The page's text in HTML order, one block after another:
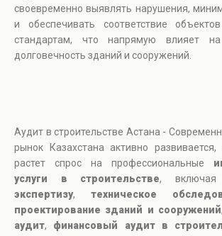
своевременно выявлять нарушения,
и обеспечивать соответствие
стандартам, что напрямую влияет
долговечность зданий и сооружений.
Аудит в строительстве Астана -
рынок Казахстана активно
растет спрос на профессиональные
услуги в строительстве,
экспертизу, техническое
проектирование зданий и сооружений,
аудит, финансовый аудит в